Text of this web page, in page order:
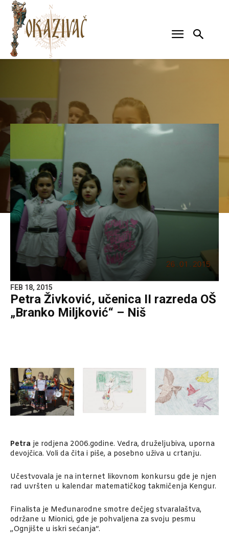
FEB 18, 2015
Petra Živković, učenica II razreda OŠ
„Branko Miljković“ – Niš
Petra je rodjena 2006.godine. Vedra, druželjubiva, uporna
devojčica. Voli da čita i piše, a posebno uživa u crtanju.
Učestvovala je na internet likovnom konkursu gde je njen
rad uvršten u kalendar matematičkog takmičenja Kengur.
Finalista je Međunarodne smotre dečjeg stvaralaštva,
održane u Mionici, gde je pohvaljena za svoju pesmu
„Ognjište u iskri sećanja“.